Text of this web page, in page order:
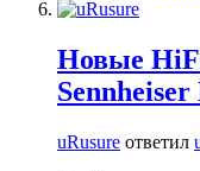
Новые
Sennheiser
uRusure ответил